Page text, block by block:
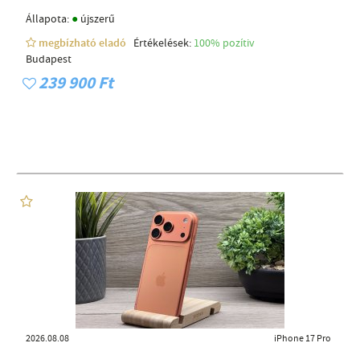
Állapota: ● újszerű
megbízható eladó
Értékelések: 100% pozítiv
Budapest
239 900 Ft
2026.08.08 iPhone 17 Pro